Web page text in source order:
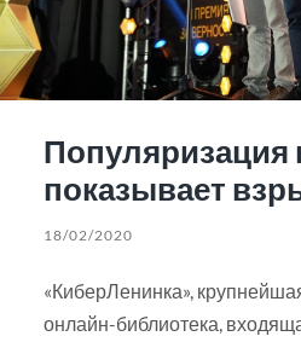
Популяризация
показывает
18/02/2020
«КиберЛенинка»,
онлайн-библиотека,